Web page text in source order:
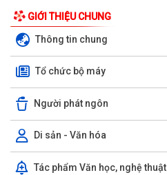
GIỚI THIỆU CHUNG
Thông tin chung
Tổ chức bộ máy
Người phát ngôn
Di sản - Văn hóa
Tác phẩm Văn học, nghệ thuật